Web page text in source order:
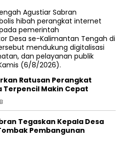
Ratusan Perangkat
Makin Cepat
Tegaskan Kepala Desa
Pembangunan